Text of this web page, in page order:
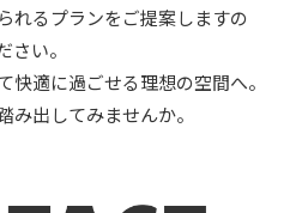
れるプランをご提案しますの
い。
快適に過ごせる理想の空間へ。
み出してみませんか。